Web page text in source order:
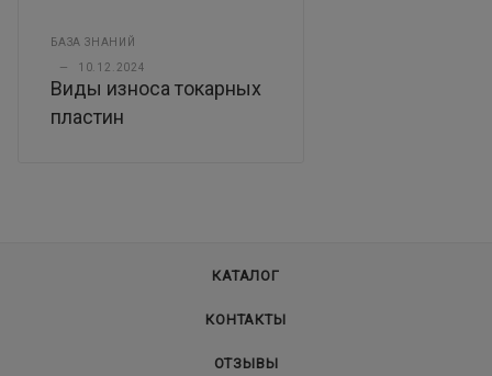
БАЗА ЗНАНИЙ
— 10.12.2024
Виды износа токарных
пластин
КАТАЛОГ
КОНТАКТЫ
ОТЗЫВЫ